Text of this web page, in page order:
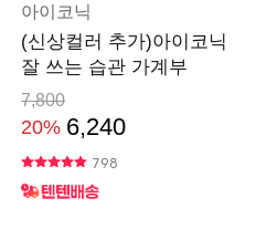
아이코닉
(신상컬러 추가)아이코닉
잘 쓰는 습관 가계부
7,800
20% 6,240
798